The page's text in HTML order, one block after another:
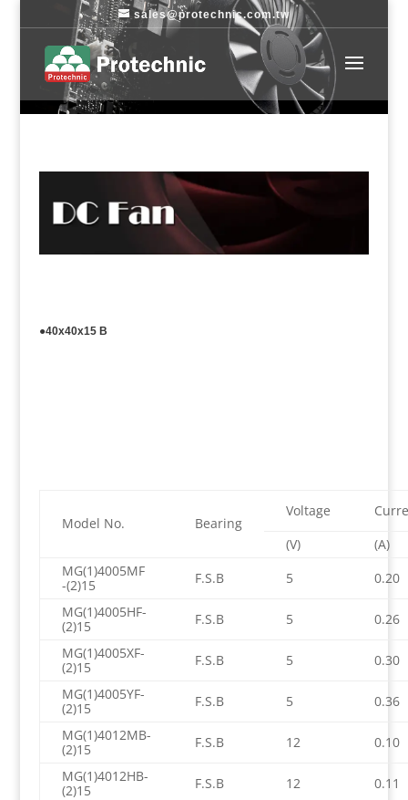
sales@protechnic.com.tw
●40x40x15 B
Model No. Bearing
Voltage
(V)
(A)
MG(1)4005MF
-(2)15
F.S.B 5
0.20
MG(1)4005HF-
(2)15
F.S.B 5
0.26
MG(1)4005XF-
(2)15
F.S.B 5
0.30
MG(1)4005YF-
(2)15
F.S.B 5
0.36
MG(1)4012MB-
(2)15
F.S.B 12
0.10
MG(1)4012HB-
(2)15
F.S.B 12
0.11